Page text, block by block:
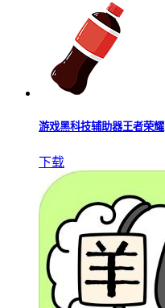
游戏黑科技辅助器王者荣耀
下载